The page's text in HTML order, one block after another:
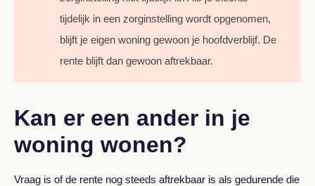
tijdelijk in een zorginstelling wordt opgenomen,
blijft je eigen woning gewoon je hoofdverblijf. De
rente blijft dan gewoon aftrekbaar.
Kan er een ander in je
woning wonen?
Vraag is of de rente nog steeds aftrekbaar is als gedurende die